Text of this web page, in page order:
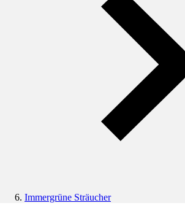
Immergrüne Sträucher